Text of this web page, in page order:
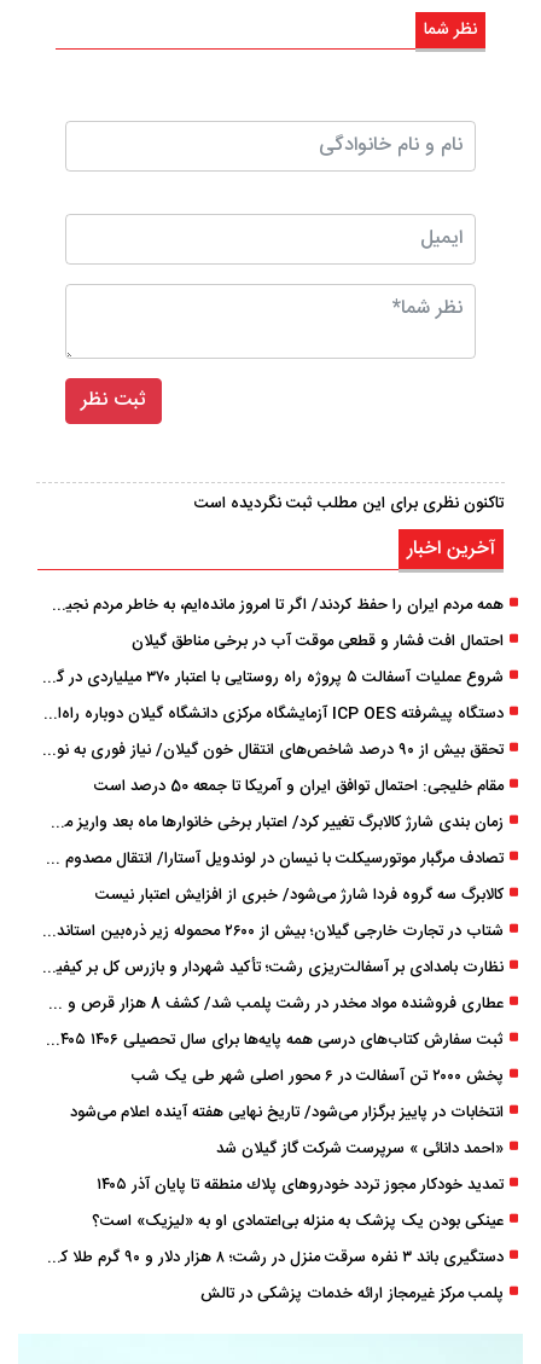
نظر شما
تاکنون نظری برای این مطلب ثبت نگردیده است
آخرین اخبار
همه مردم ایران را حفظ کردند/ اگر تا امروز مانده‌ایم، به ‌خاطر مردم نجیب ایران بوده است
احتمال افت فشار و قطعی موقت آب در برخی مناطق گیلان
شروع عملیات آسفالت ۵ پروژه راه ‌روستایی با اعتبار ۳۷۰ میلیاردی در گیلان
دستگاه پیشرفته ICP OES آزمایشگاه مرکزی دانشگاه گیلان دوباره راه‌اندازی شد
تحقق بیش از ۹۰ درصد شاخص‌های انتقال خون گیلان/ نیاز فوری به نوسازی تجهیزات آزمایشگاهی
مقام خلیجی: احتمال توافق ایران و آمریکا تا جمعه 50 درصد است
زمان ‌بندی شارژ کالابرگ تغییر کرد/ اعتبار برخی خانوارها ماه بعد واریز می‌شود
تصادف مرگبار موتورسیکلت با نیسان در لوندویل آستارا/ انتقال مصدوم با اورژانس هوایی به رشت
کالابرگ سه گروه فردا شارژ می‌شود/ خبری از افزایش اعتبار نیست
شتاب در تجارت خارجی گیلان؛ بیش از ۲۶۰۰ محموله زیر ذره‌بین استاندارد
نظارت بامدادی بر آسفالت‌ریزی رشت؛ تأکید شهردار و بازرس کل بر کیفیت اجرای پروژه‌ها
عطاری فروشنده مواد مخدر در رشت پلمب شد/ کشف 8 هزار قرص و 50 لیتر شربت توهم ‌زا
ثبت سفارش کتاب‌های درسی همه پایه‌ها برای سال تحصیلی ۱۴۰۶ ۱۴۰۵ فعال شد
پخش ۲۰۰۰ تن آسفالت در ۶ محور اصلی شهر طی یک شب
انتخابات در پاییز برگزار می‌شود/ تاریخ نهایی هفته آینده اعلام می‌شود
«احمد دانائی » سرپرست شرکت گاز گیلان شد
تمدید خودكار مجوز تردد خودروهای پلاك منطقه تا پایان آذر ۱۴۰۵
عینکی‌ بودن یک پزشک به منزله بی‌اعتمادی او به «لیزیک» است؟
دستگیری باند ۳ نفره سرقت منزل در رشت؛ ۸ هزار دلار و ۹۰ گرم طلا کشف شد
پلمب مرکز غیرمجاز ارائه خدمات پزشکی در تالش